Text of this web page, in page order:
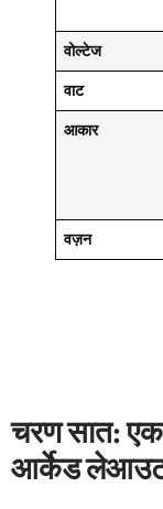
वोल्टेज
वाट
आकार
वज़न
चरण सात:
आर्केड लेआउट